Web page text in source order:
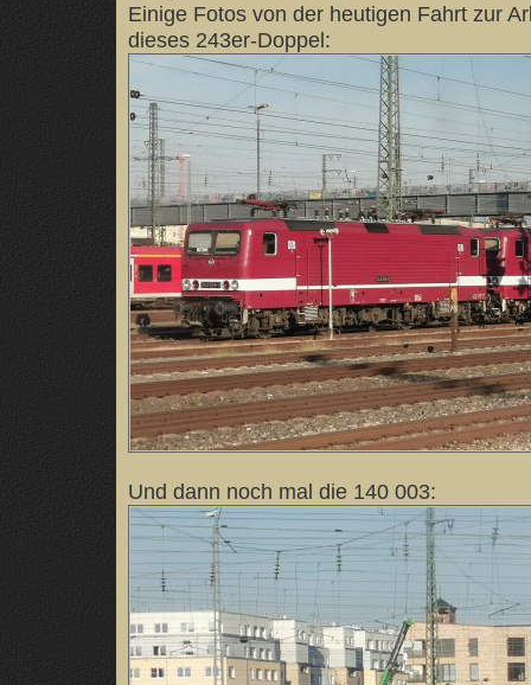
Einige Fotos von der heutigen Fahrt zur
dieses 243er-Doppel:
Und dann noch mal die 140 003: